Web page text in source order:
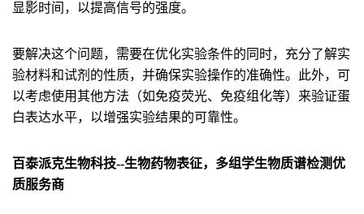
显影时间，以提高信号的强度。
要解决这个问题，需要在优化实验条件的同时，充分了解实
验材料和试剂的性质，并确保实验操作的准确性。此外，可
以考虑使用其他方法（如免疫荧光、免疫组化等）来验证蛋
白表达水平，以增强实验结果的可靠性。
百泰派克生物科技--生物药物表征，多组学生物质谱检测优
质服务商